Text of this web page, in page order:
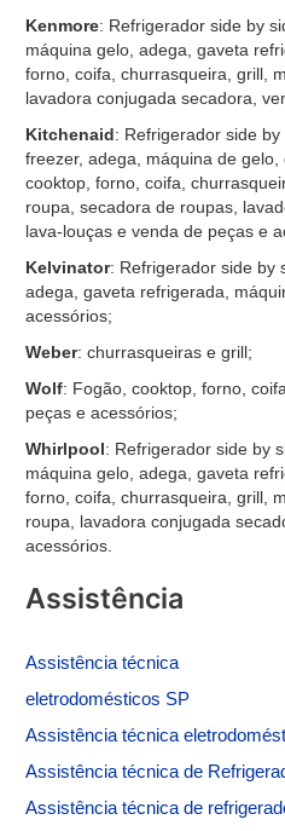
Kenmore: Refrigerador side by
máquina gelo, adega, gaveta
forno, coifa, churrasqueira, grill,
lavadora conjugada secadora,
Kitchenaid: Refrigerador side by
freezer, adega, máquina de gelo,
cooktop, forno, coifa,
roupa, secadora de roupas,
lava-louças e venda de peças e
Kelvinator: Refrigerador side by
adega, gaveta refrigerada,
acessórios;
Weber: churrasqueiras e grill;
Wolf: Fogão, cooktop, forno,
peças e acessórios;
Whirlpool: Refrigerador side by
máquina gelo, adega, gaveta
forno, coifa, churrasqueira, grill,
roupa, lavadora conjugada
acessórios.
Assistência
Assistênciatécnica
eletrodomésticos SP
Assistência técnica
Assistência técnica de
Assistência técnica de